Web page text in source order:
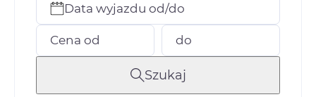
Data wyjazdu od/do
Cena od do
Szukaj